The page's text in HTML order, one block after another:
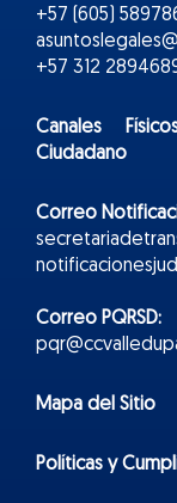
+57 (605)
+57 312
Canales
Ciudadano
Correo
Correo PQRSD:
Mapa del Sitio
Políticas y